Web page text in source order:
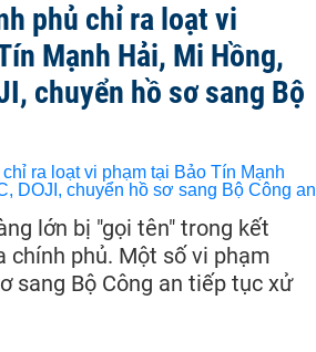
phủ chỉ ra loạt vi
Mạnh Hải, Mi Hồng,
chuyển hồ sơ sang Bộ
lớn bị "gọi tên" trong kết
chính phủ. Một số vi phạm
sang Bộ Công an tiếp tục xử